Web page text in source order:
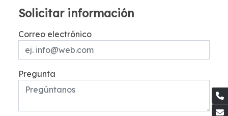
Solicitar información
Correo electrónico
Pregunta